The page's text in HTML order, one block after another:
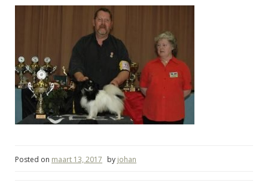
Posted on maart 13, 2017 by johan